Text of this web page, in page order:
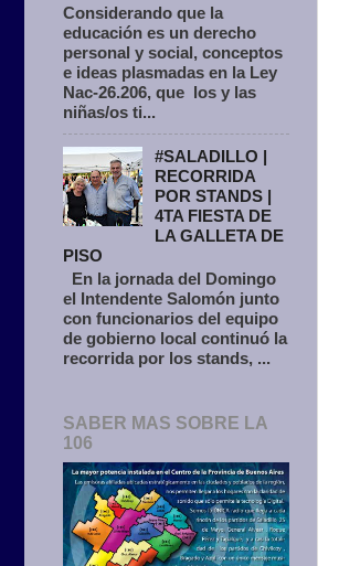
Considerando que la
educación es un derecho
personal y social, conceptos
e ideas plasmadas en la Ley
Nac-26.206, que los y las
niñas/os ti...
#SALADILLO |
RECORRIDA
POR STANDS |
4TA FIESTA DE
LA GALLETA DE
PISO
En la jornada del Domingo
el Intendente Salomón junto
con funcionarios del equipo
de gobierno local continuó la
recorrida por los stands, ...
SABER MAS SOBRE LA
106